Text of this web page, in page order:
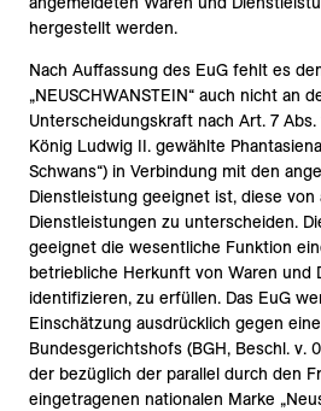
hergestellt werden.
Nach Auffassung des EuG fehlt es
„NEUSCHWANSTEIN“ auch nicht an
Unterscheidungskraft nach Art. 7 Abs.
König Ludwig II. gewählte
Schwans“) in Verbindung mit den
Dienstleistung geeignet ist, diese von
Dienstleistungen zu unterscheiden.
geeignet die wesentliche Funktion
betriebliche Herkunft von Waren und
identifizieren, zu erfüllen. Das EuG
Einschätzung ausdrücklich gegen
Bundesgerichtshofs (BGH, Beschl. v.
der bezüglich der parallel durch den
eingetragenen nationalen Marke